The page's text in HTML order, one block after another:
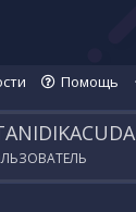
Помощь